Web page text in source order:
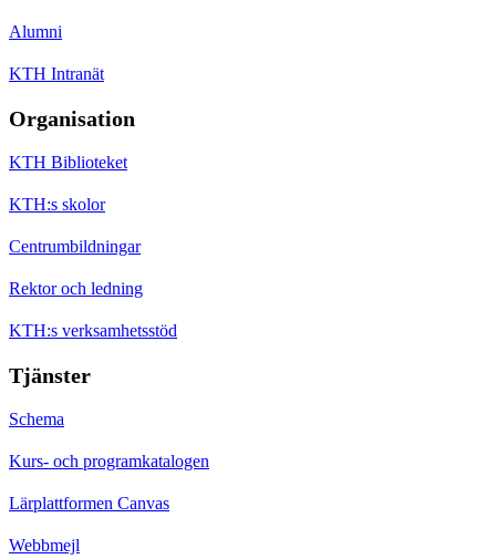
Alumni
KTH Intranät
Organisation
KTH Biblioteket
KTH:s skolor
Centrumbildningar
Rektor och ledning
KTH:s verksamhetsstöd
Tjänster
Schema
Kurs- och programkatalogen
Lärplattformen Canvas
Webbmejl